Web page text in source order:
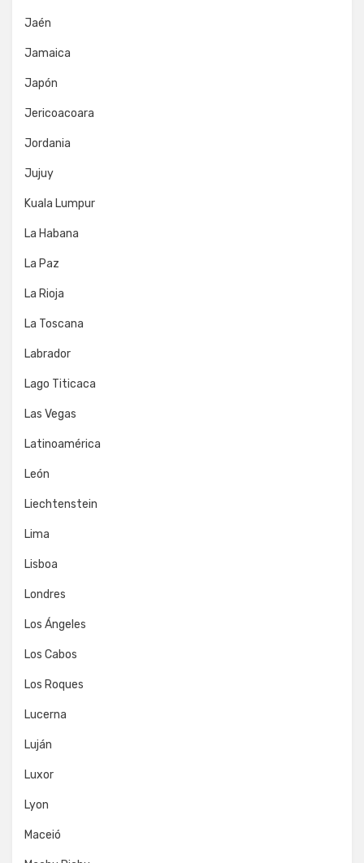
Jaén
Jamaica
Japón
Jericoacoara
Jordania
Jujuy
Kuala Lumpur
La Habana
La Paz
La Rioja
La Toscana
Labrador
Lago Titicaca
Las Vegas
Latinoamérica
León
Liechtenstein
Lima
Lisboa
Londres
Los Ángeles
Los Cabos
Los Roques
Lucerna
Luján
Luxor
Lyon
Maceió